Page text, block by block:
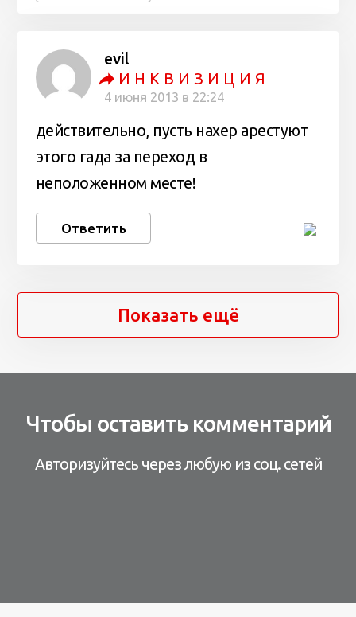
evil
И Н К В И З И Ц И Я
4 июня 2013 в 22:24
действительно, пусть нахер арестуют
этого гада за переход в
неположенном месте!
Ответить
Показать ещё
Чтобы оставить комментарий
Авторизуйтесь через любую из соц. сетей